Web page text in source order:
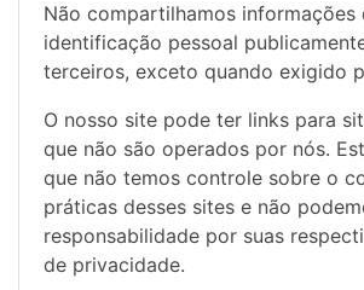
Não compartilhamos informações
identificação pessoal
terceiros, exceto quando exigido
O nosso site pode ter links para
que não são operados por nós.
que não temos controle sobre o
práticas desses sites e não
responsabilidade por suas
de privacidade.